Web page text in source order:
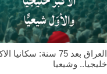
العراق بعد 75 سنة: سكانيا
خليجيا.. وشيعيا